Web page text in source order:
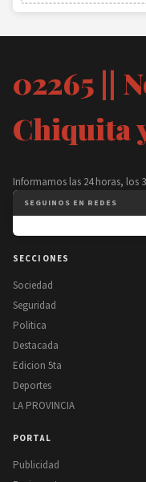
02265 ||
Chiquita
Informamos las 24 horas, los
SEGUINOS EN REDES
SECCIONES
Sociedad
Seguridad
Politica
Destacada
Edicion 5ta
Deportes
LA PROVINCIA
PORTAL
Publicidad